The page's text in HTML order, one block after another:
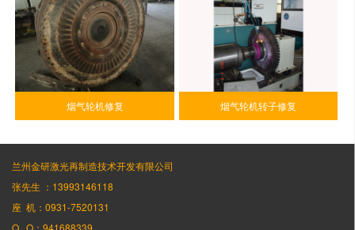
烟气轮机修复 烟气轮机转子修复
兰州金研激光再制造技术开发有限公司
张先生 ：13993146118
座 机：0931-7520131
Q Q：941688339